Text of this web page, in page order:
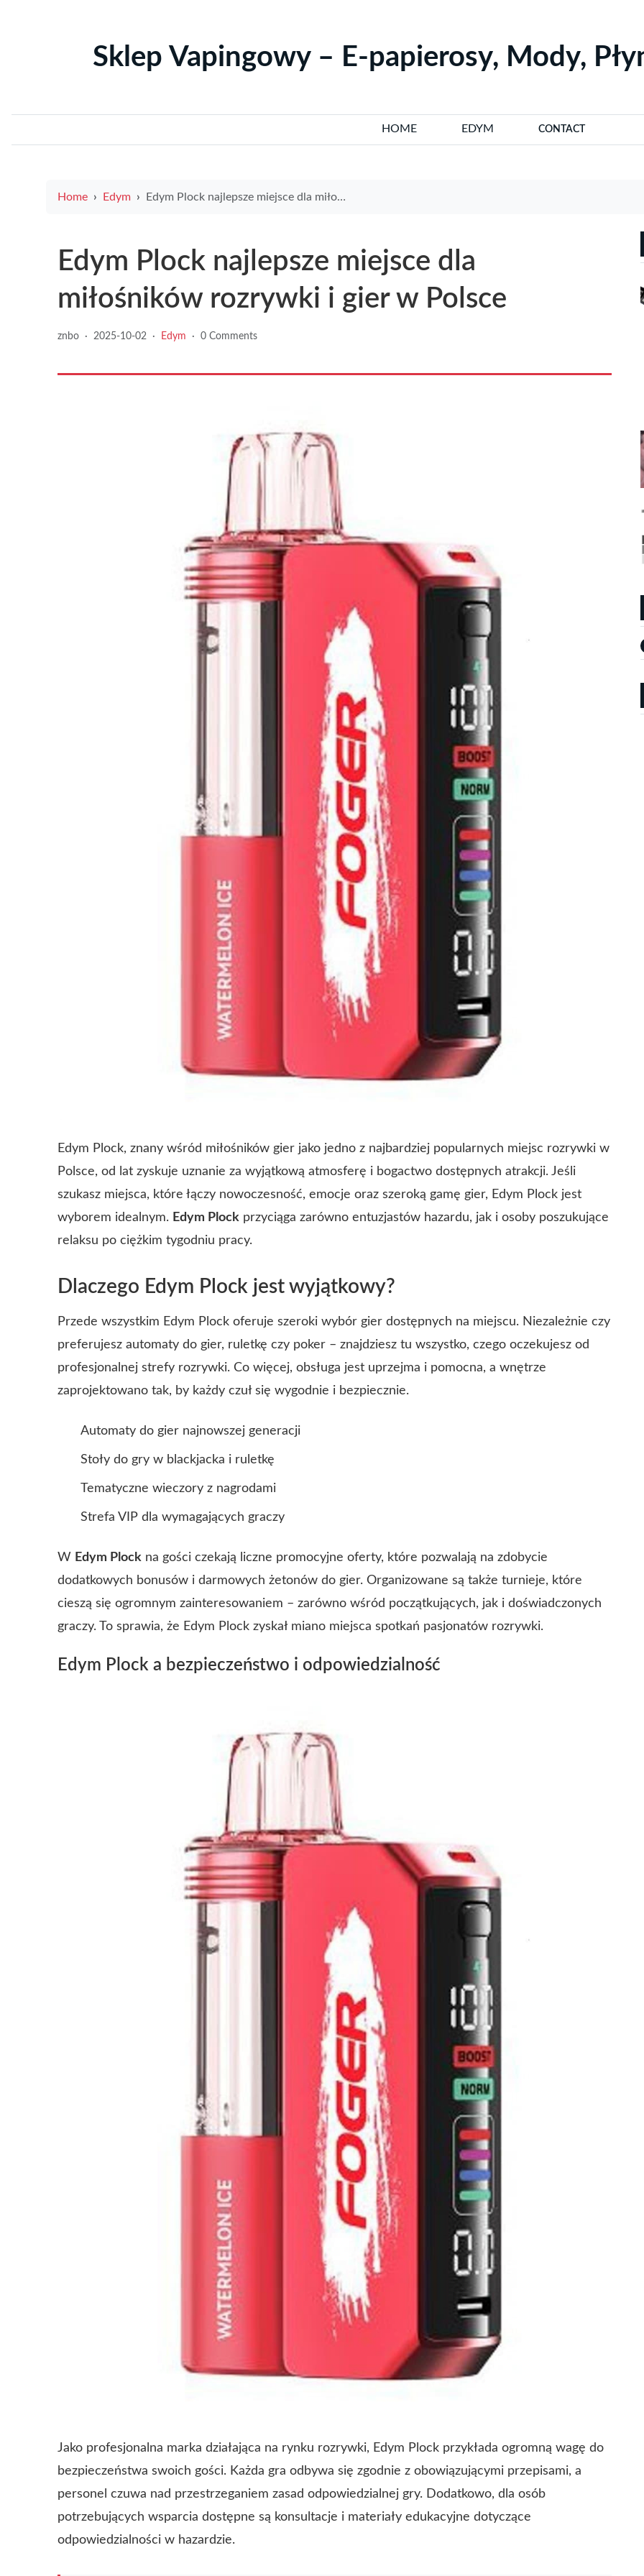
Sklep Vapingowy – E-papierosy, Mody,
HOME EDYM CONTACT
Home Edym Edym Plock najlepsze miejsce dla miłośników rozrywki i gier w Polsce
Edym Plock najlepsze miejsce dla
miłośników rozrywki i gier w Polsce
znbo · 2025-10-02 · Edym · 0 Comments
Edym Plock, znany wśród miłośników gier jako jedno z najbardziej popularnych miejsc rozrywki w
Polsce, od lat zyskuje uznanie za wyjątkową atmosferę i bogactwo dostępnych atrakcji. Jeśli
szukasz miejsca, które łączy nowoczesność, emocje oraz szeroką gamę gier, Edym Plock jest
wyborem idealnym. Edym Plock przyciąga zarówno entuzjastów hazardu, jak i osoby poszukujące
relaksu po ciężkim tygodniu pracy.
Dlaczego Edym Plock jest wyjątkowy?
Przede wszystkim Edym Plock oferuje szeroki wybór gier dostępnych na miejscu. Niezależnie czy
preferujesz automaty do gier, ruletkę czy poker – znajdziesz tu wszystko, czego oczekujesz od
profesjonalnej strefy rozrywki. Co więcej, obsługa jest uprzejma i pomocna, a wnętrze
zaprojektowano tak, by każdy czuł się wygodnie i bezpiecznie.
Automaty do gier najnowszej generacji
Stoły do gry w blackjacka i ruletkę
Tematyczne wieczory z nagrodami
Strefa VIP dla wymagających graczy
W Edym Plock na gości czekają liczne promocyjne oferty, które pozwalają na zdobycie
dodatkowych bonusów i darmowych żetonów do gier. Organizowane są także turnieje, które
cieszą się ogromnym zainteresowaniem – zarówno wśród początkujących, jak i doświadczonych
graczy. To sprawia, że Edym Plock zyskał miano miejsca spotkań pasjonatów rozrywki.
Edym Plock a bezpieczeństwo i odpowiedzialność
Jako profesjonalna marka działająca na rynku rozrywki, Edym Plock przykłada ogromną wagę do
bezpieczeństwa swoich gości. Każda gra odbywa się zgodnie z obowiązującymi przepisami, a
personel czuwa nad przestrzeganiem zasad odpowiedzialnej gry. Dodatkowo, dla osób
potrzebujących wsparcia dostępne są konsultacje i materiały edukacyjne dotyczące
odpowiedzialności w hazardzie.